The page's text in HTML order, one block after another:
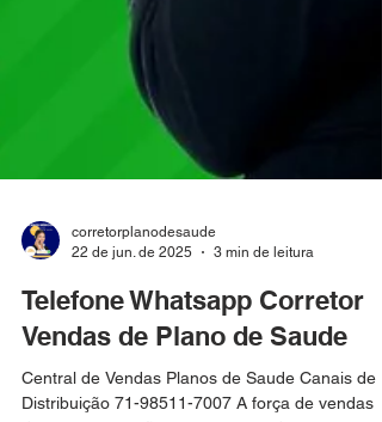
corretorplanodesaude
Telefone Whatsapp Corretor